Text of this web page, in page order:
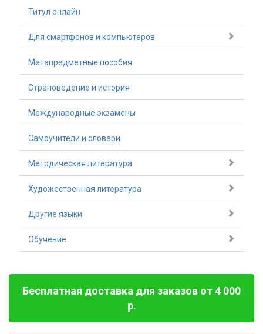
Титул онлайн
Для смартфонов и компьютеров
Метапредметные пособия
Страноведение и история
Международные экзамены
Самоучители и словари
Методическая литература
Художественная литература
Другие языки
Обучение
Бесплатная доставка для заказов от 4 000
р.